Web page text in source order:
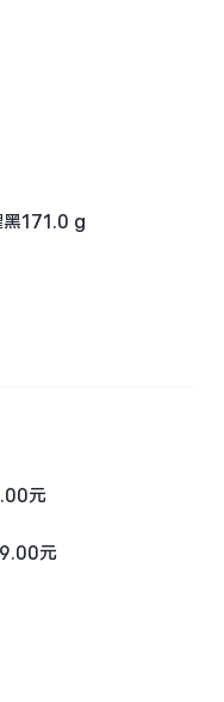
对比X机型
S7e
对比iQOO机型
黑171.0 g
元
元